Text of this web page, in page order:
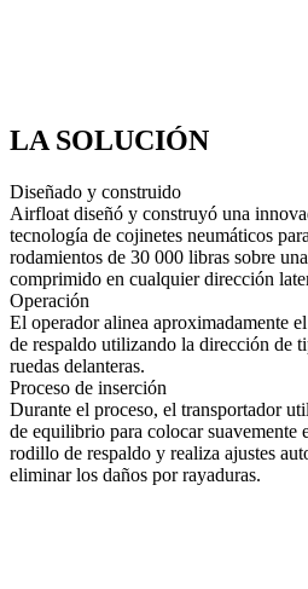
LA SOLUCIÓN
Diseñado y construido
Airfloat diseñó y construyó una
tecnología de cojinetes neumáticos
rodamientos de 30 000 libras sobre
comprimido en cualquier dirección
Operación
El operador alinea aproximadamente
de respaldo utilizando la dirección de
ruedas delanteras.
Proceso de inserción
Durante el proceso, el transportador
de equilibrio para colocar suavemente
rodillo de respaldo y realiza ajustes
eliminar los daños por rayaduras.